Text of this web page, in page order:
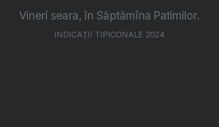
Vineri seara, în Săptămîna Patimilor.
INDICAȚII TIPICONALE 2024